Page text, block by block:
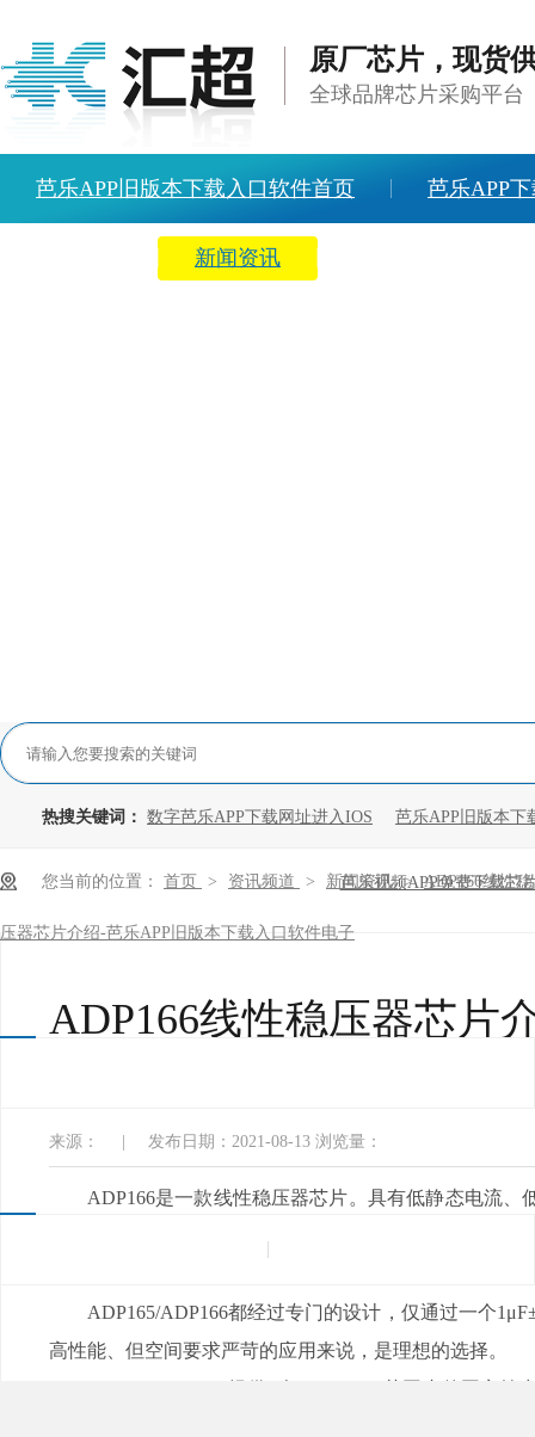
原厂芯片，现货
全球品牌芯片采购平台
芭乐APP旧版本下载入口软件首页 芭乐APP
新闻资讯
热搜关键词： 数字芭乐APP下载网址进入IOS 芭乐APP旧版本下
芭乐视频APP免费下载芯
您当前的位置： 首页 > 资讯频道 > 新闻资讯 > ADP166线性稳
压器芯片介绍-芭乐APP旧版本下载入口软件电子
ADP166线性稳压器芯片
来源： 发布日期：2021-08-13 浏览量：
ADP166是一款线性稳压器芯片。具有低静态电流
ADP165/ADP166都经过专门的设计，仅通过一个
高性能、但空间要求严苛的应用来说，是理想的选择。